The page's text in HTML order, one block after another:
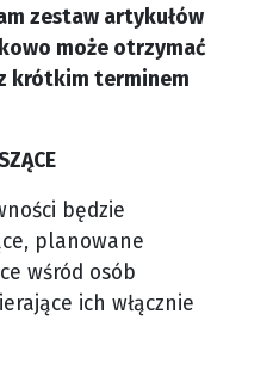
zestaw artykułów
może otrzymać
krótkim terminem
będzie
planowane
wśród osób
ich włącznie